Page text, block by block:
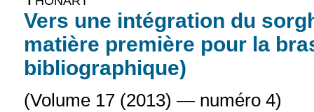
Vers une intégration du
matière première pour la
bibliographique)
(Volume 17 (2013) — numéro 4)